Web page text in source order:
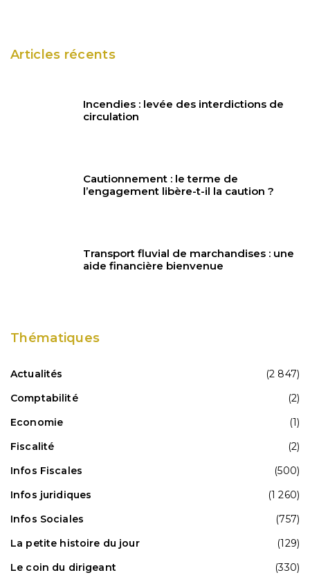
Articles récents
Incendies : levée des interdictions de
circulation
Cautionnement : le terme de
l’engagement libère-t-il la caution ?
Transport fluvial de marchandises : une
aide financière bienvenue
Thématiques
Actualités
(2 847)
Comptabilité
(2)
Economie
(1)
Fiscalité
(2)
Infos Fiscales
(500)
Infos juridiques
(1 260)
Infos Sociales
(757)
La petite histoire du jour
(129)
Le coin du dirigeant
(330)